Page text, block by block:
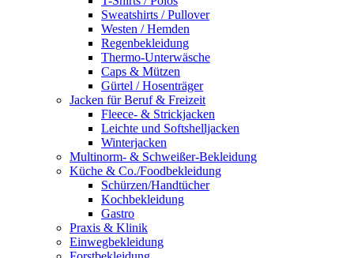
Sweatshirts / Pullover
Westen / Hemden
Regenbekleidung
Thermo-Unterwäsche
Caps & Mützen
Gürtel / Hosenträger
Jacken für Beruf & Freizeit
Fleece- & Strickjacken
Leichte und Softshelljacken
Winterjacken
Multinorm- & Schweißer-Bekleidung
Küche & Co./Foodbekleidung
Schürzen/Handtücher
Kochbekleidung
Gastro
Praxis & Klinik
Einwegbekleidung